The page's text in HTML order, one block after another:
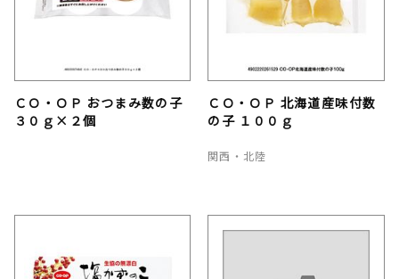
ＣＯ・ＯＰ おつまみ数の子
３０ｇ×２個
ＣＯ・ＯＰ 北海道産味付数
の子 １００ｇ
関西・北陸